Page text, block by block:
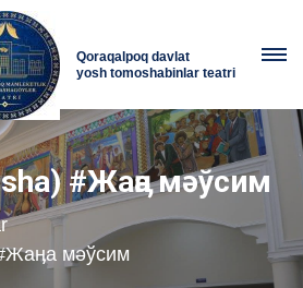
Qoraqalpoq davlat
yosh tomoshabinlar teatri
#Жаӊа мәўсим
мәўсим